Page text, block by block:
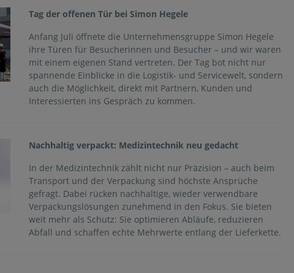
Tag der offenen Tür bei Simon Hegele
Anfang Juli öffnete die Unternehmensgruppe Simon Hegele
ihre Türen für Besucherinnen und Besucher – und wir waren
mit einem eigenen Stand vertreten. Der Tag bot nicht nur
spannende Einblicke in die Logistik- und Servicewelt, sondern
auch die Möglichkeit, direkt mit Partnern, Kunden und
Interessierten ins Gespräch zu kommen.
Nachhaltig verpackt: Medizintechnik neu gedacht
In der Medizintechnik zählt nicht nur Präzision – auch beim
Transport und der Verpackung sind höchste Ansprüche
gefragt. Dabei rücken nachhaltige, wieder verwendbare
Verpackungslösungen zunehmend in den Fokus. Sie bieten
weit mehr als Schutz: Sie optimieren Abläufe, reduzieren
Abfall und schaffen echte Mehrwerte entlang der Lieferkette.